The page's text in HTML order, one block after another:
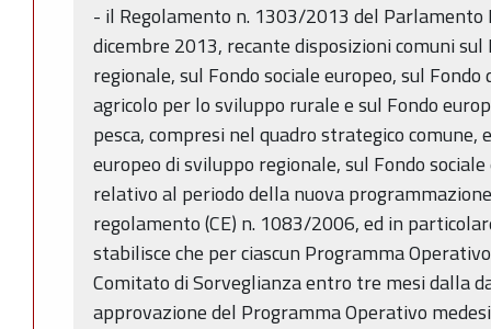
- il Regolamento n. 1303/2013 del Parlamento
dicembre 2013, recante disposizioni comuni
regionale, sul Fondo sociale europeo, sul Fondo
agricolo per lo sviluppo rurale e sul Fondo
pesca, compresi nel quadro strategico comune,
europeo di sviluppo regionale, sul Fondo
relativo al periodo della nuova
regolamento (CE) n. 1083/2006, ed in
stabilisce che per ciascun Programma
Comitato di Sorveglianza entro tre mesi dalla
approvazione del Programma Operativo